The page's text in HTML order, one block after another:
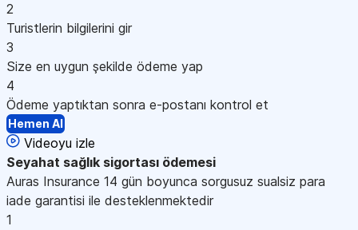
2
Turistlerin bilgilerini gir
3
Size en uygun şekilde ödeme yap
4
Ödeme yaptıktan sonra e-postanı kontrol et
Hemen Al
Videoyu izle
Seyahat sağlık sigortası ödemesi
Auras Insurance 14 gün boyunca sorgusuz sualsiz para
iade garantisi ile desteklenmektedir
1